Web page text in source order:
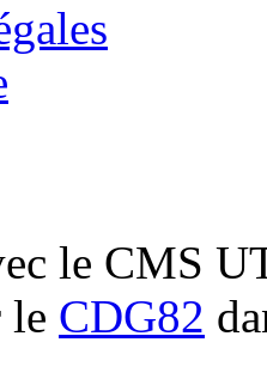
le CMS
le CDG82